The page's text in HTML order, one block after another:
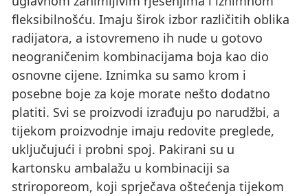
fleksibilnošću. Imaju širok izbor različitih oblika
radijatora, a istovremeno ih nude u gotovo
neograničenim kombinacijama boja kao dio
osnovne cijene. Iznimka su samo krom i
posebne boje za koje morate nešto dodatno
platiti. Svi se proizvodi izrađuju po narudžbi, a
tijekom proizvodnje imaju redovite preglede,
uključujući i probni spoj. Pakirani su u
kartonsku ambalažu u kombinaciji sa
striroporeom, koji sprječava oštećenja tijekom